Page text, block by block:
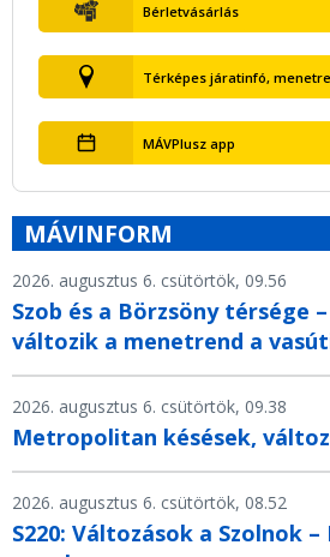
Bérletvásárlás
Térképes járatinfó,
MÁVPlusz app
MÁVINFORM
2026. augusztus 6. csütörtök, 09.56
Szob és a Börzsöny térsége
változik a menetrend a
2026. augusztus 6. csütörtök, 09.38
Metropolitan késések,
2026. augusztus 6. csütörtök, 08.52
S220: Változások a Szolnok